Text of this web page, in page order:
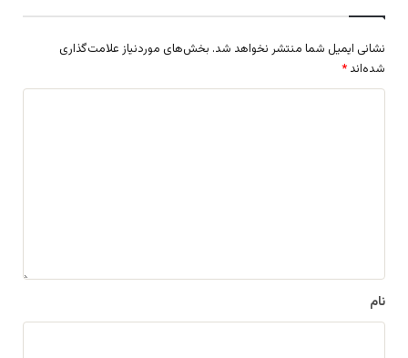
نشانی ایمیل شما منتشر نخواهد شد. بخش‌های موردنیاز علامت‌گذاری
شده‌اند *
نام